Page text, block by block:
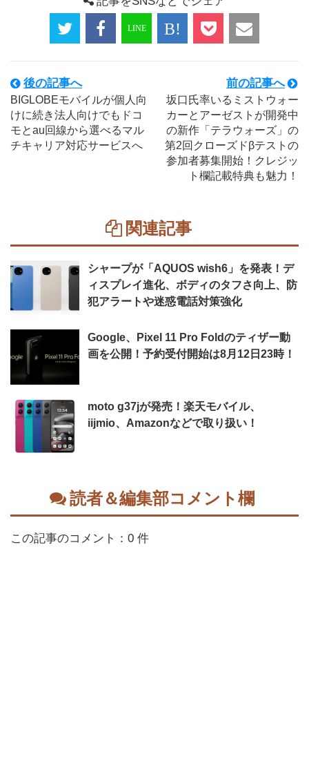
後の記事へ
BIGLOBEモバイルが個人向
けに続き法人向けでもドコ
モとau回線から選べるマル
チキャリア対応サービスへ
前の記事へ
坂口氏率いるミストウォー
カーとアーゼストが開発中
の新作「テラウォーズ」の
第2回クローズドβテストの
参加者募集開始！クレジッ
ト欄記載特典も魅力！
関連記事
シャープが「AQUOS wish6」を発表！デ
ィスプレイ進化、ボディのタフさ向上、防
犯アラートや迷惑電話対策強化
Google、Pixel 11 Pro Foldのティザー動
画を公開！予約受付開始は8月12日23時！
moto g37jが発売！楽天モバイル、
iijmio、Amazonなどで取り扱い！
読者＆編集部コメント欄
この記事のコメント：0 件